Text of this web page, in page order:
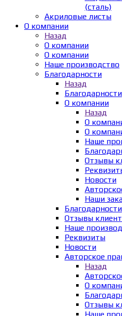
(сталь)
Акриловые листы
О компании
Назад
О компании
О компании
Наше производство
Благодарности
Назад
Благодарности
О компании
Назад
О
О
Наше
Отзывы
Новости
Наши
Благодарности
Отзывы
Наше
Реквизиты
Новости
Авторское
Назад
О
Отзывы